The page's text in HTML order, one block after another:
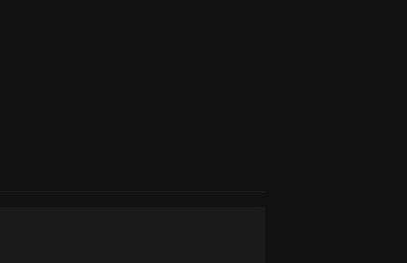
de l'IA Générative dans l'Industrie du